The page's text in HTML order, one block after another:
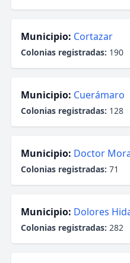
Municipio: Cortazar
Colonias registradas: 190
Municipio: Cuerámaro
Colonias registradas: 128
Municipio: Doctor
Colonias registradas: 71
Municipio: Dolores
Colonias registradas: 282